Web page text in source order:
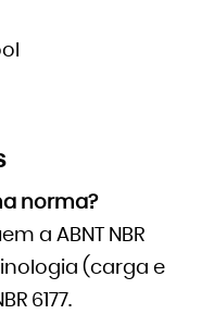
norma?
a ABNT NBR
(carga e
6177.